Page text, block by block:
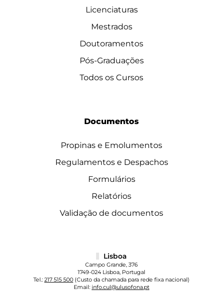
Licenciaturas
Mestrados
Doutoramentos
Pós-Graduações
Todos os Cursos
Documentos
Propinas e Emolumentos
Regulamentos e Despachos
Formulários
Relatórios
Validação de documentos
Lisboa
Campo Grande, 376
1749-024 Lisboa, Portugal
Tel.: 217 515 500 (Custo da chamada para rede fixa nacional)
Email: info.cul@ulusofona.pt